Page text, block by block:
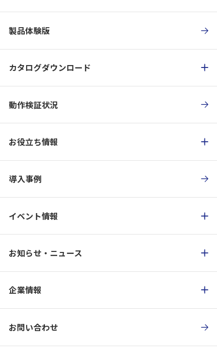
製品体験版
カタログダウンロード
動作検証状況
お役立ち情報
導入事例
イベント情報
お知らせ・ニュース
企業情報
お問い合わせ